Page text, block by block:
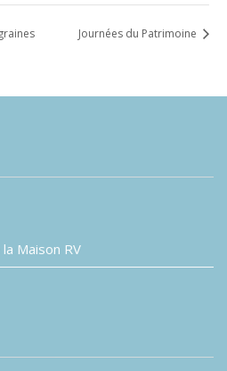
Journées du Patrimoine
Maison RV